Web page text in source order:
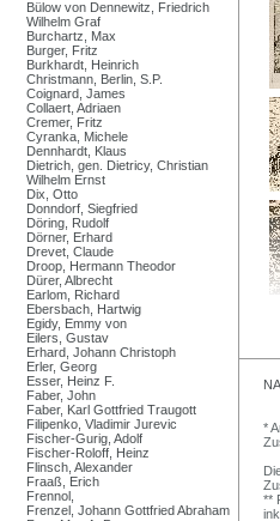
Bülow von Dennewitz, Friedrich
Wilhelm Graf
Burchartz, Max
Burger, Fritz
Burkhardt, Heinrich
Christmann, Berlin, S.P.
Coignard, James
Collaert, Adriaen
Cremer, Fritz
Cyranka, Michele
Dennhardt, Klaus
Dietrich, gen. Dietricy, Christian
Wilhelm Ernst
Dix, Otto
Donndorf, Siegfried
Döring, Rudolf
Dörner, Erhard
Drevet, Claude
Droop, Hermann Theodor
Dürer, Albrecht
Earlom, Richard
Ebersbach, Hartwig
Egidy, Emmy von
Eilers, Gustav
Erhard, Johann Christoph
Erler, Georg
Esser, Heinz F.
Faber, John
Faber, Karl Gottfried Traugott
Filipenko, Vladimir Jurevic
Fischer-Gurig, Adolf
Fischer-Roloff, Heinz
Flinsch, Alexander
Fraaß, Erich
Frennol,
Frenzel, Johann Gottfried Abraham
*
**